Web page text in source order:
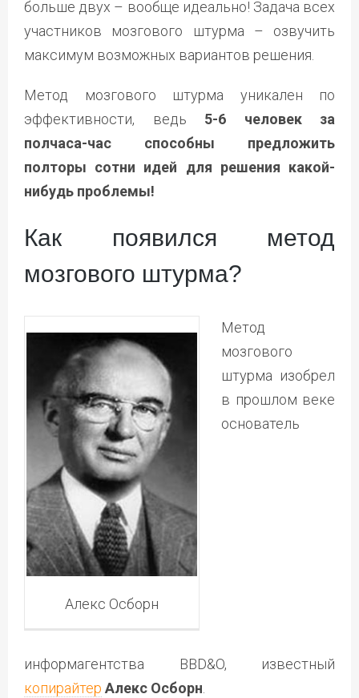
больше двух – вообще идеально! Задача всех
участников мозгового штурма – озвучить
максимум возможных вариантов решения.
Метод мозгового штурма уникален по
эффективности, ведь 5-6 человек за
полчаса-час способны предложить
полторы сотни идей для решения какой-
нибудь проблемы!
Как появился метод
мозгового штурма?
Алекс Осборн
Метод
мозгового
штурма изобрел
в прошлом веке
основатель
информагентства BBD&O, известный
копирайтер Алекс Осборн